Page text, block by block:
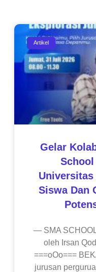
Artikel
Gelar
School
Siswa Dan
— SMA
oleh Irsan
===oOo===
jurusan